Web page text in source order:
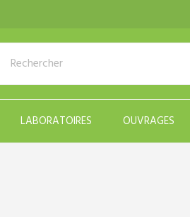
LABORATOIRES OUVRAGES